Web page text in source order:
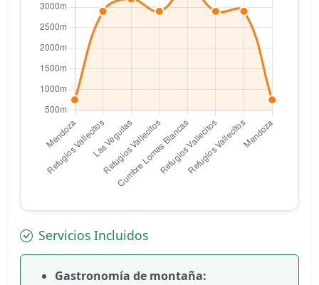
Servicios Incluidos
Gastronomía de montaña: